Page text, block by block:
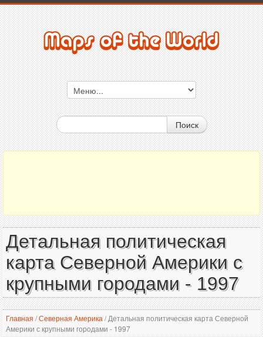
Поиск
Детальная политическая
карта Северной Америки с
крупными городами - 1997
Главная /Северная Америка /Детальная политическая карта Северной
Америки с крупными городами - 1997